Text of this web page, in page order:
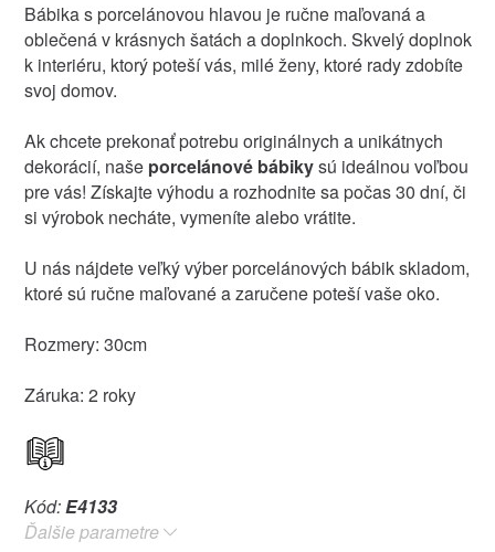
Bábika s porcelánovou hlavou je ručne maľovaná a
oblečená v krásnych šatách a doplnkoch. Skvelý doplnok
k interiéru, ktorý poteší vás, milé ženy, ktoré rady zdobíte
svoj domov.
Ak chcete prekonať potrebu originálnych a unikátnych
dekorácií, naše porcelánové bábikysú ideálnou voľbou
pre vás! Získajte výhodu a rozhodnite sa počas 30 dní, či
si výrobok necháte, vymeníte alebo vrátite.
U nás nájdete veľký výber porcelánových bábik skladom,
ktoré sú ručne maľované a zaručene poteší vaše oko.
Rozmery: 30cm
Záruka: 2 roky
Kód:E4133
Ďalšie parametre